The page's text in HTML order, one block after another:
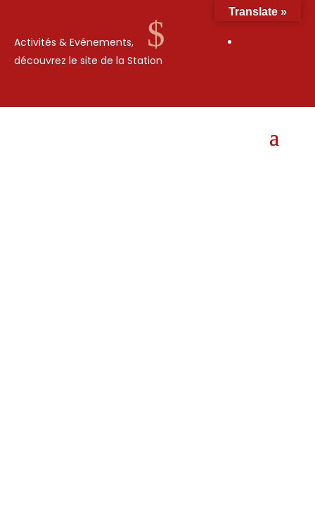
$
Activités & Evénements,
découvrez le site de la Station
Translate »